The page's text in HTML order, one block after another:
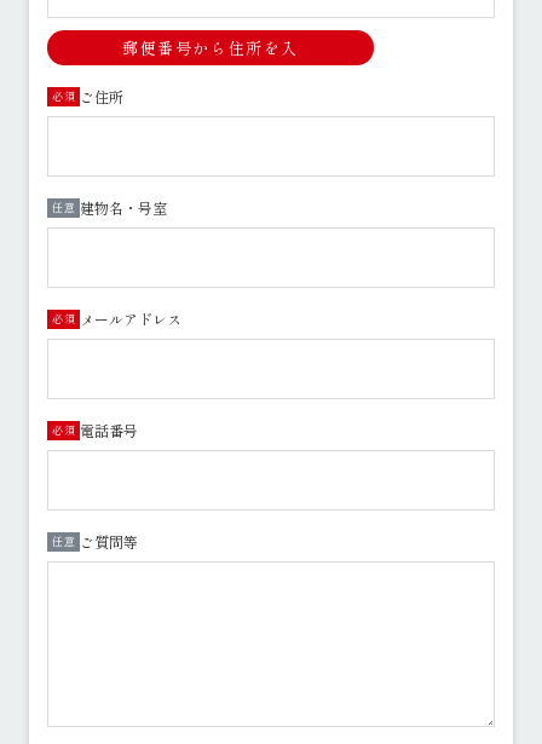
郵便番号から住所を入
必須 ご住所
任意 建物名・号室
必須 メールアドレス
必須 電話番号
任意 ご質問等